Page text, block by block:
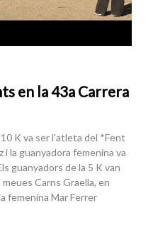
en la 43a Carrera
K va ser l'atleta del *Fent
la guanyadora femenina va
guanyadors de la 5 K van
Carns Graella, en
femenina Mar Ferrer